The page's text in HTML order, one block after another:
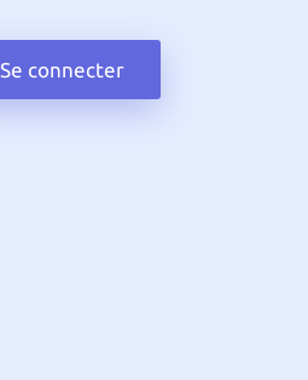
Se connecter